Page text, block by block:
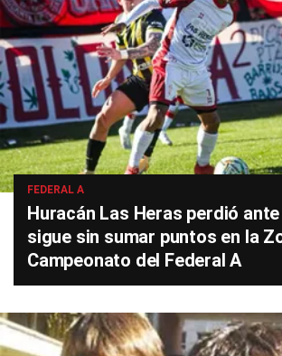
FEDERAL A
Huracán Las Heras perdió
sigue sin sumar puntos en la
Campeonato del Federal A